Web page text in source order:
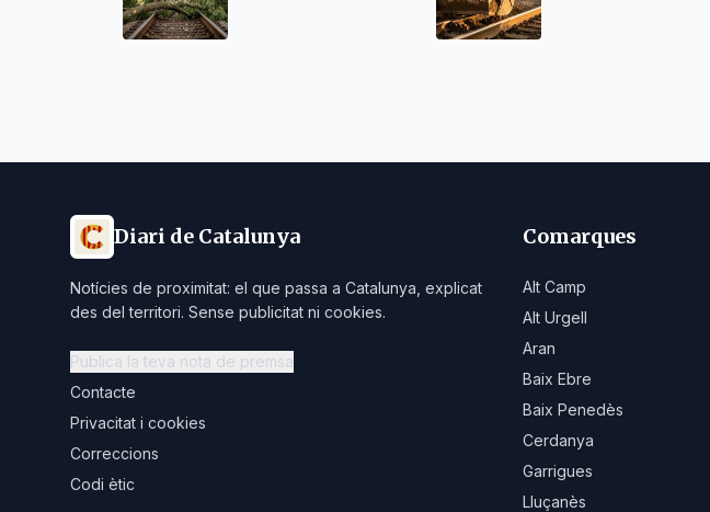
Diari de Catalunya
Notícies de proximitat: el que passa a Catalunya, explicat
des del territori. Sense publicitat ni cookies.
Publica la teva nota de premsa
Contacte
Privacitat i cookies
Correccions
Codi ètic
Comarques
Alt Camp
Alt Urgell
Aran
Baix Ebre
Baix Penedès
Cerdanya
Garrigues
Lluçanès